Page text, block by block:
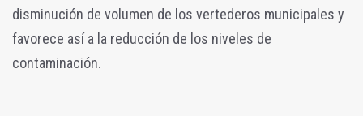
disminución de volumen de los vertederos municipales y
favorece así a la reducción de los niveles de
contaminación.